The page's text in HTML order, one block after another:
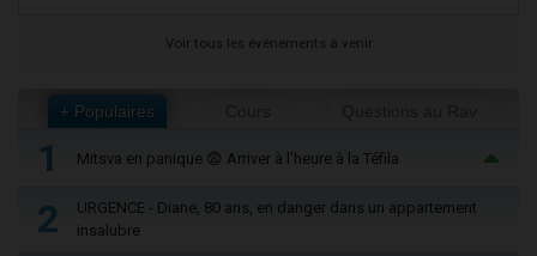
Voir tous les événements à venir
+ Populaires
1 Mitsva en panique 😨 Arriver à l'heure à la Téfila
2
URGENCE - Diane, 80 ans, en danger dans un appartement
insalubre